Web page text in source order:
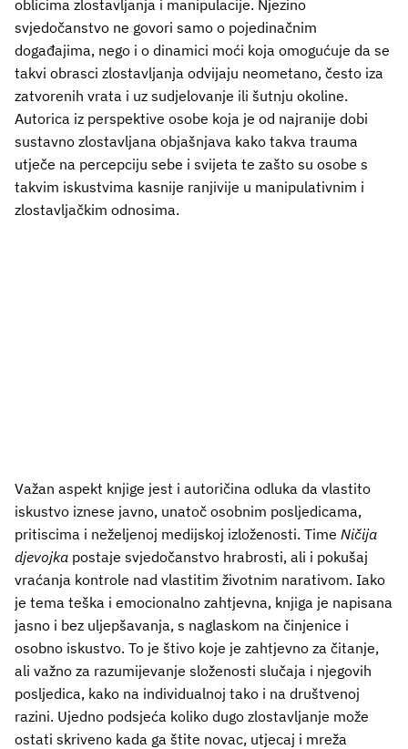
oblicima zlostavljanja i manipulacije. Njezino
svjedočanstvo ne govori samo o pojedinačnim
događajima, nego i o dinamici moći koja omogućuje da se
takvi obrasci zlostavljanja odvijaju neometano, često iza
zatvorenih vrata i uz sudjelovanje ili šutnju okoline.
Autorica iz perspektive osobe koja je od najranije dobi
sustavno zlostavljana objašnjava kako takva trauma
utječe na percepciju sebe i svijeta te zašto su osobe s
takvim iskustvima kasnije ranjivije u manipulativnim i
zlostavljačkim odnosima.
Važan aspekt knjige jest i autoričina odluka da vlastito
iskustvo iznese javno, unatoč osobnim posljedicama,
pritiscima i neželjenoj medijskoj izloženosti. Time Ničija
djevojka postaje svjedočanstvo hrabrosti, ali i pokušaj
vraćanja kontrole nad vlastitim životnim narativom. Iako
je tema teška i emocionalno zahtjevna, knjiga je napisana
jasno i bez uljepšavanja, s naglaskom na činjenice i
osobno iskustvo. To je štivo koje je zahtjevno za čitanje,
ali važno za razumijevanje složenosti slučaja i njegovih
posljedica, kako na individualnoj tako i na društvenoj
razini. Ujedno podsjeća koliko dugo zlostavljanje može
ostati skriveno kada ga štite novac, utjecaj i mreža